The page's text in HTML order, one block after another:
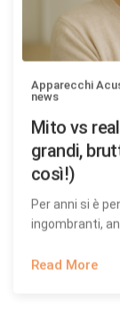
Apparecchi
news
Mito vs
grandi,
così!)
Per anni si è
ingombranti,
Read More